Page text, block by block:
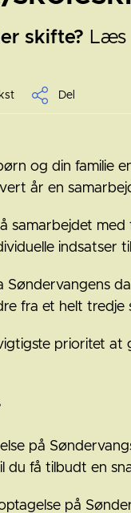
skifte? Læs
Del
og din familie
år en
samarbejdet
indsatser
Søndervangens
fra et helt tredje
prioritet
på
du få tilbudt en
på